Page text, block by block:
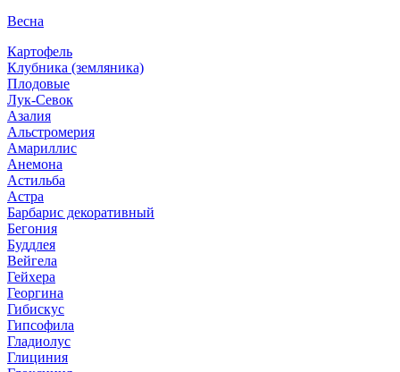
Весна
Картофель
Клубника (земляника)
Плодовые
Лук-Севок
Азалия
Альстромерия
Амариллис
Анемона
Астильба
Астра
Барбарис декоративный
Бегония
Буддлея
Вейгела
Гейхера
Георгина
Гибискус
Гипсофила
Гладиолус
Глициния